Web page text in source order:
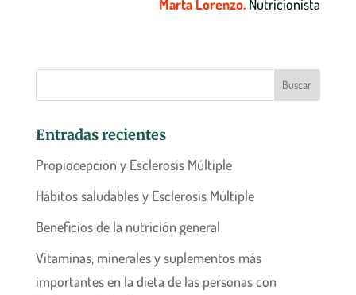
Marta Lorenzo. Nutricionista
Entradas recientes
Propiocepción y Esclerosis Múltiple
Hábitos saludables y Esclerosis Múltiple
Beneficios de la nutrición general
Vitaminas, minerales y suplementos más
importantes en la dieta de las personas con